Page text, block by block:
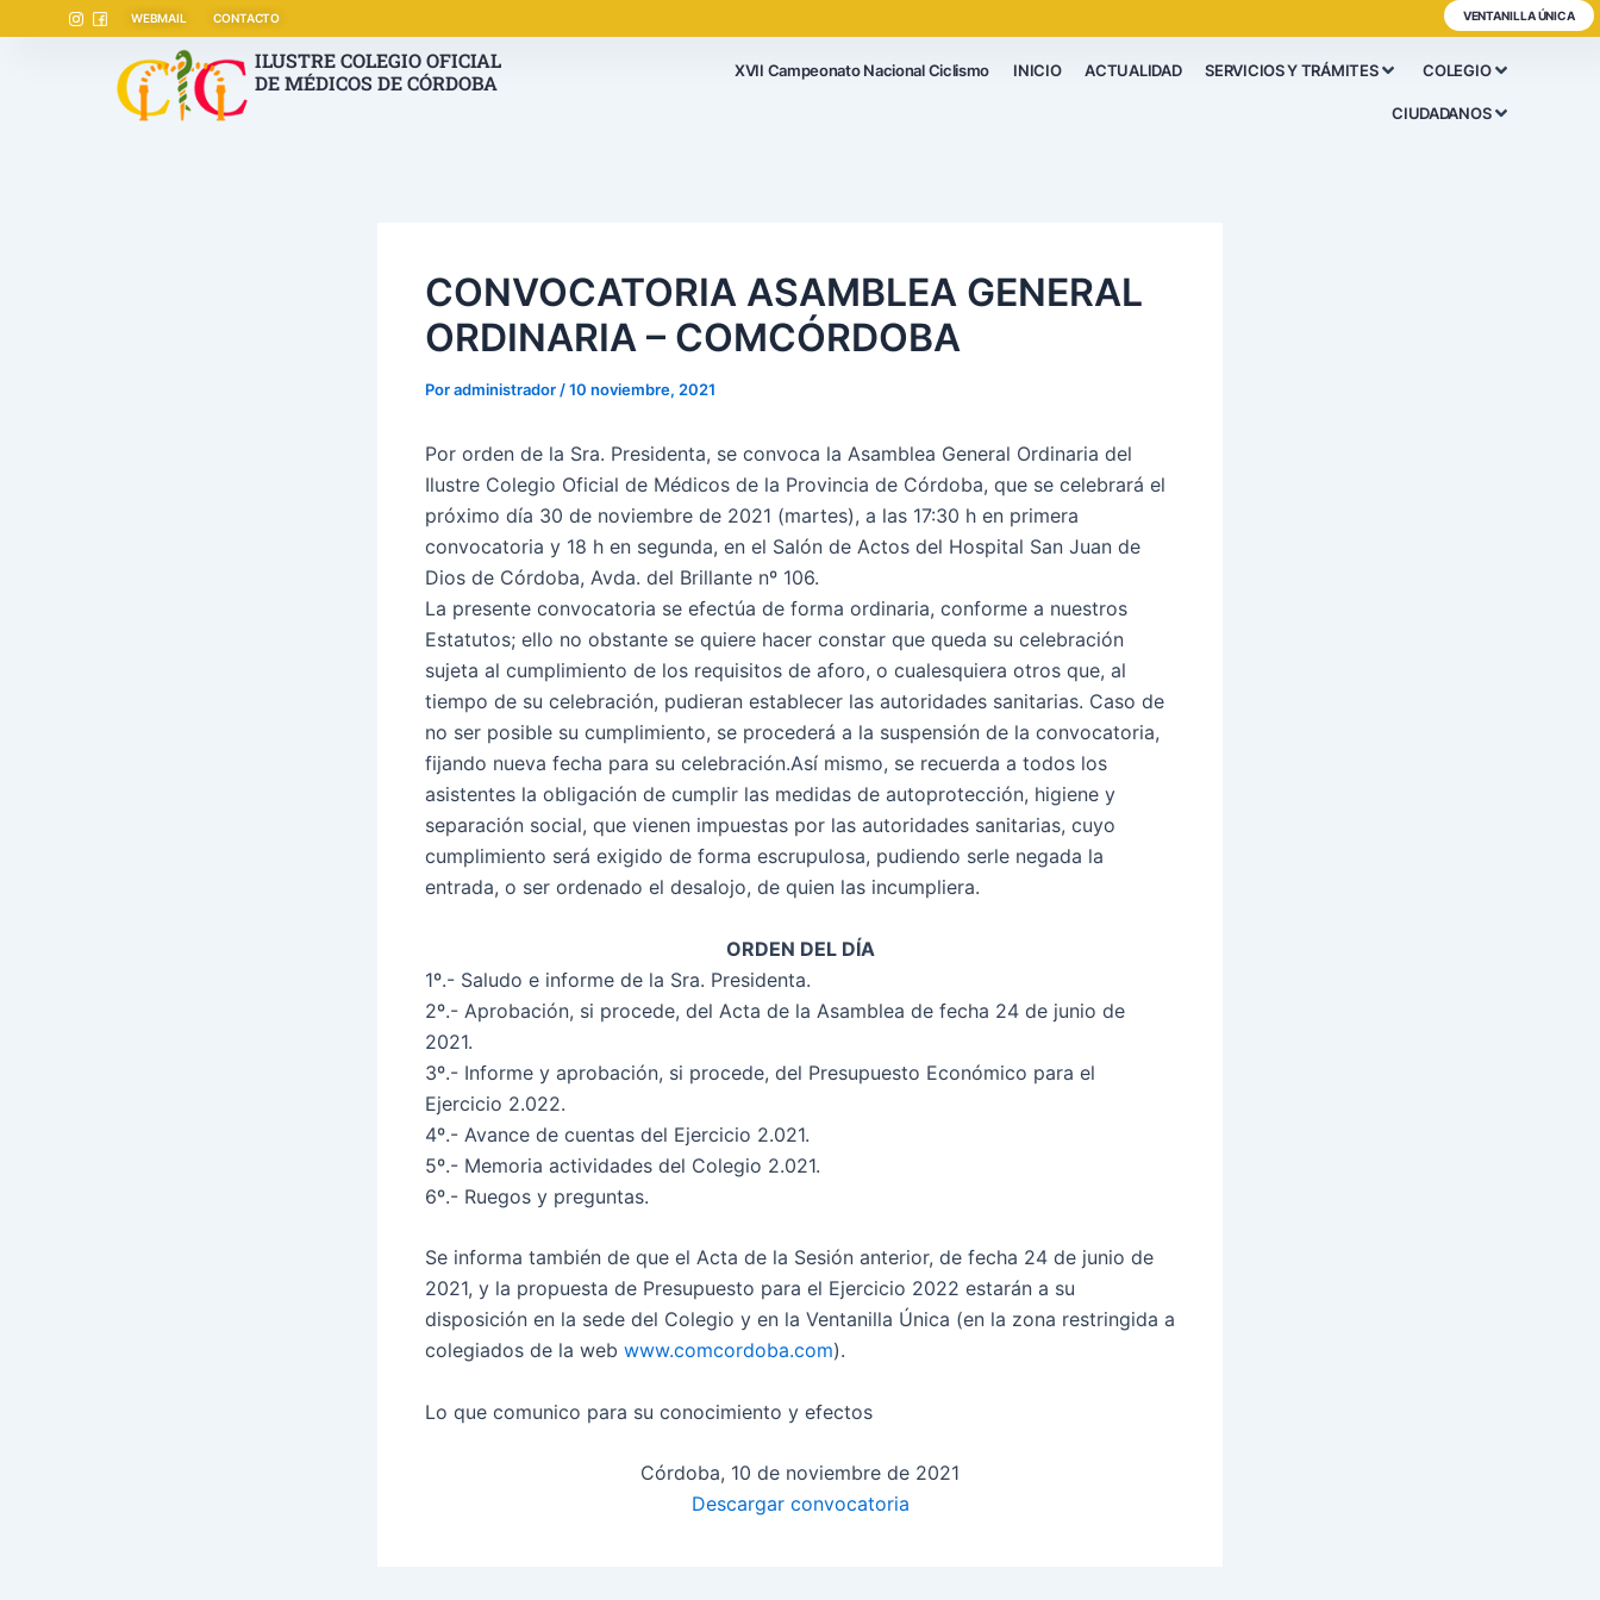
WEBMAIL CONTACTO VENTANILLA ÚNICA
ILUSTRE COLEGIO OFICIAL
DE MÉDICOS DE CÓRDOBA
XVII Campeonato Nacional Ciclismo INICIO ACTUALIDAD SERVICIOS Y TRÁMITES COLEGIO
CIUDADANOS
CONVOCATORIA ASAMBLEA GENERAL
ORDINARIA – COMCÓRDOBA
Poradministrador /10 noviembre, 2021
Por orden de la Sra. Presidenta, se convoca la Asamblea General Ordinaria del
Ilustre Colegio Oficial de Médicos de la Provincia de Córdoba, que se celebrará el
próximo día 30 de noviembre de 2021 (martes), a las 17:30 h en primera
convocatoria y 18 h en segunda, en el Salón de Actos del Hospital San Juan de
Dios de Córdoba, Avda. del Brillante nº 106.
La presente convocatoria se efectúa de forma ordinaria, conforme a nuestros
Estatutos; ello no obstante se quiere hacer constar que queda su celebración
sujeta al cumplimiento de los requisitos de aforo, o cualesquiera otros que, al
tiempo de su celebración, pudieran establecer las autoridades sanitarias. Caso de
no ser posible su cumplimiento, se procederá a la suspensión de la convocatoria,
fijando nueva fecha para su celebración.Así mismo, se recuerda a todos los
asistentes la obligación de cumplir las medidas de autoprotección, higiene y
separación social, que vienen impuestas por las autoridades sanitarias, cuyo
cumplimiento será exigido de forma escrupulosa, pudiendo serle negada la
entrada, o ser ordenado el desalojo, de quien las incumpliera.
ORDEN DEL DÍA
1º.- Saludo e informe de la Sra. Presidenta.
2º.- Aprobación, si procede, del Acta de la Asamblea de fecha 24 de junio de
2021.
3º.- Informe y aprobación, si procede, del Presupuesto Económico para el
Ejercicio 2.022.
4º.- Avance de cuentas del Ejercicio 2.021.
5º.- Memoria actividades del Colegio 2.021.
6º.- Ruegos y preguntas.
Se informa también de que el Acta de la Sesión anterior, de fecha 24 de junio de
2021, y la propuesta de Presupuesto para el Ejercicio 2022 estarán a su
disposición en la sede del Colegio y en la Ventanilla Única (en la zona restringida a
colegiados de la web www.comcordoba.com).
Lo que comunico para su conocimiento y efectos
Córdoba, 10 de noviembre de 2021
Descargar convocatoria
entradas